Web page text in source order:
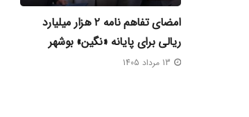
امضای تفاهم‌ نامه ۲ هزار میلیارد
ریالی برای پایانه «نگین» بوشهر
13 مرداد 1405